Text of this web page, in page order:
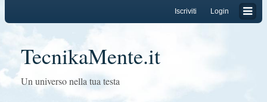
Login
Iscriviti
TecnikaMente.it
Un universo nella tua testa